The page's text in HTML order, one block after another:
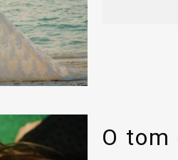
O tom